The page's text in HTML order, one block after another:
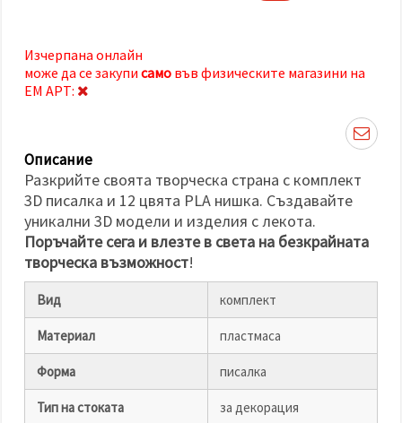
си в
"Настройки",
като
избереш
бутона
"Запази"
Приеми
всички
Настройки
на
бисквитките
Изчерпана онлайн
може да се закупи само във физическите магазини на
ЕМ АРТ:
Описание
Разкрийте своята творческа страна с комплект
3D писалка и 12 цвята PLA нишка. Създавайте
уникални 3D модели и изделия с лекота.
Поръчайте сега и влезте в света на безкрайната
творческа възможност!
Вид комплект
Материал пластмаса
Форма писалка
Тип на стоката за декорация